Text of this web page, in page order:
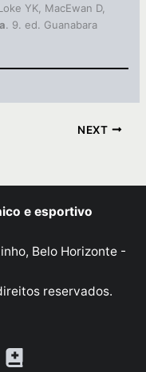
YK, MacEwan D,
. 9. ed. Guanabara
NEXT
e esportivo
Belo Horizonte -
reservados.